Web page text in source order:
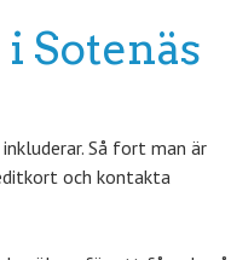
Sotenäs
Så fort man är
och kontakta